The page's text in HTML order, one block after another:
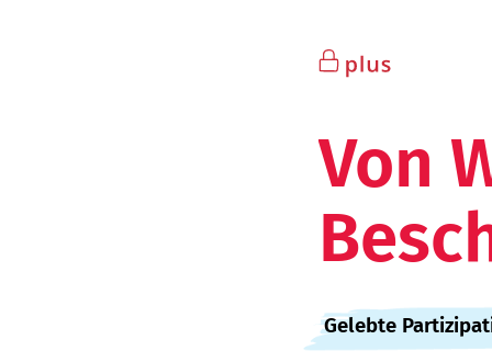
Von
:
Gelebte